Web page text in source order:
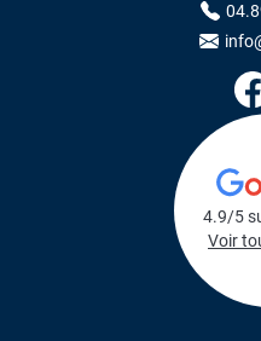
4.9/5
Voir